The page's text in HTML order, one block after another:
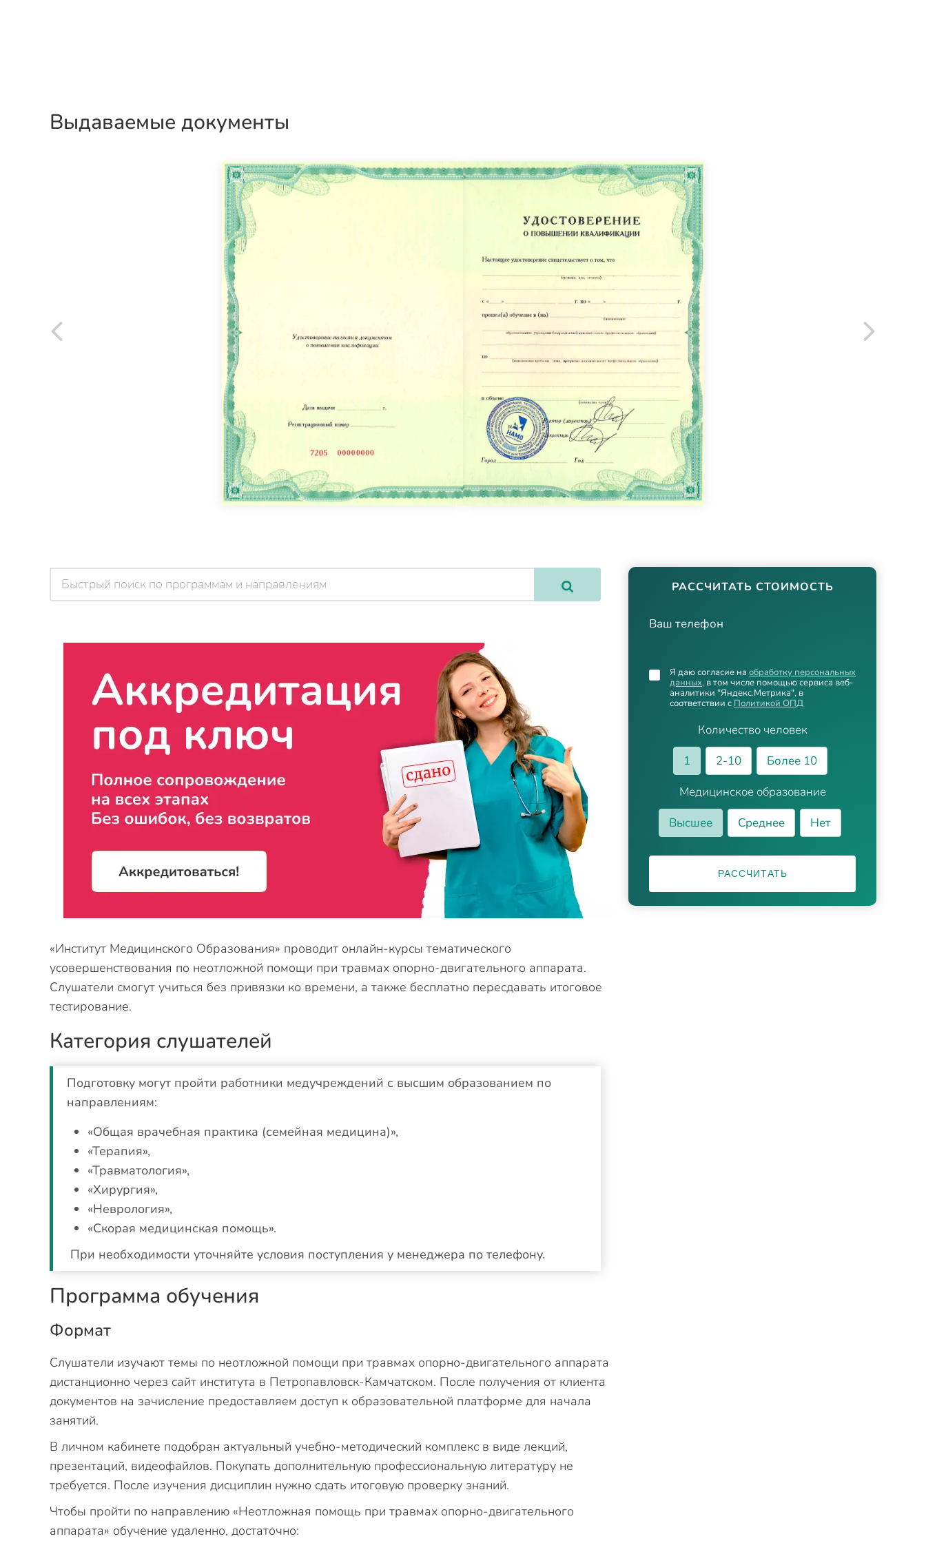
Выдаваемые документы
РАССЧИТАТЬ СТОИМОСТЬ
Ваш телефон
Количество человек
1
2-10
Более 10
Медицинское образование
Высшее
Среднее Нет
Я даю согласие на обработку персональных
данных, в том числе помощью сервиса веб-
аналитики "Яндекс.Метрика", в
соответствии с Политикой ОПД
РАССЧИТАТЬ
«Институт Медицинского Образования» проводит онлайн-курсы тематического
усовершенствования по неотложной помощи при травмах опорно-двигательного аппарата.
Слушатели смогут учиться без привязки ко времени, а также бесплатно пересдавать итоговое
тестирование.
Категория слушателей
Подготовку могут пройти работники медучреждений с высшим образованием по
направлениям:
«Общая врачебная практика (семейная медицина)»,
«Терапия»,
«Травматология»,
«Хирургия»,
«Неврология»,
«Скорая медицинская помощь».
При необходимости уточняйте условия поступления у менеджера по телефону.
Программа обучения
Формат
Слушатели изучают темы по неотложной помощи при травмах опорно-двигательного аппарата
дистанционно через сайт института в Петропавловск-Камчатском. После получения от клиента
документов на зачисление предоставляем доступ к образовательной платформе для начала
занятий.
В личном кабинете подобран актуальный учебно-методический комплекс в виде лекций,
презентаций, видеофайлов. Покупать дополнительную профессиональную литературу не
требуется. После изучения дисциплин нужно сдать итоговую проверку знаний.
Чтобы пройти по направлению «Неотложная помощь при травмах опорно-двигательного
аппарата» обучение удаленно, достаточно: